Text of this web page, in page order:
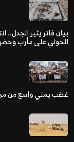
بيان فاتر يثير الجدل..
الحوثي على مأرب
غضب يمني واسع من